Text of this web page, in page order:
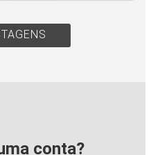
conta?